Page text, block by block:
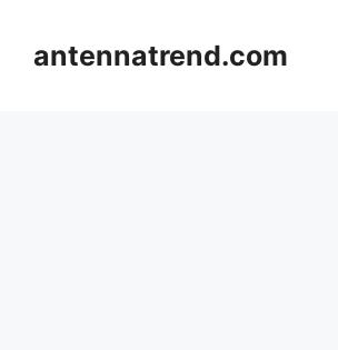
antennatrend.com